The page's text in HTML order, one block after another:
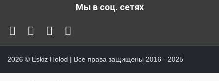
Мы в соц. сетях
2026 © Eskiz Holod | Все права защищены 2016 - 2025